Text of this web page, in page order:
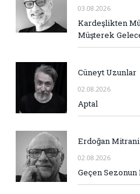
03.08.2026
Kardeşlikten
Müşterek
Cüneyt Uzunlar
02.08.2026
Aptal
Erdoğan Mitrani
02.08.2026
Geçen Sezonun